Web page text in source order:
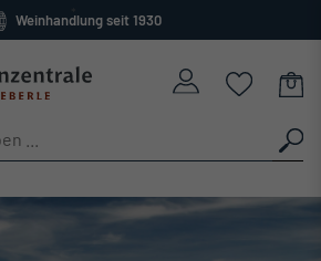
Weinhandlung seit 1930
versandkostenfrei ab 120 Euro